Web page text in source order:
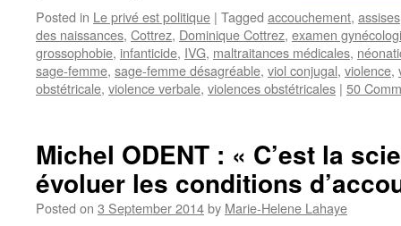
Posted in Le privé est politique | Tagged accouchement, assises
des naissances, Cottrez, Dominique Cottrez, examen
grossophobie, infanticide, IVG, maltraitances médicales,
sage-femme, sage-femme désagréable, viol conjugal, violence,
obstétricale, violence verbale, violences obstétricales | 50
Michel ODENT : « C’est la
évoluer les conditions
Posted on 3 September 2014by Marie-Helene Lahaye